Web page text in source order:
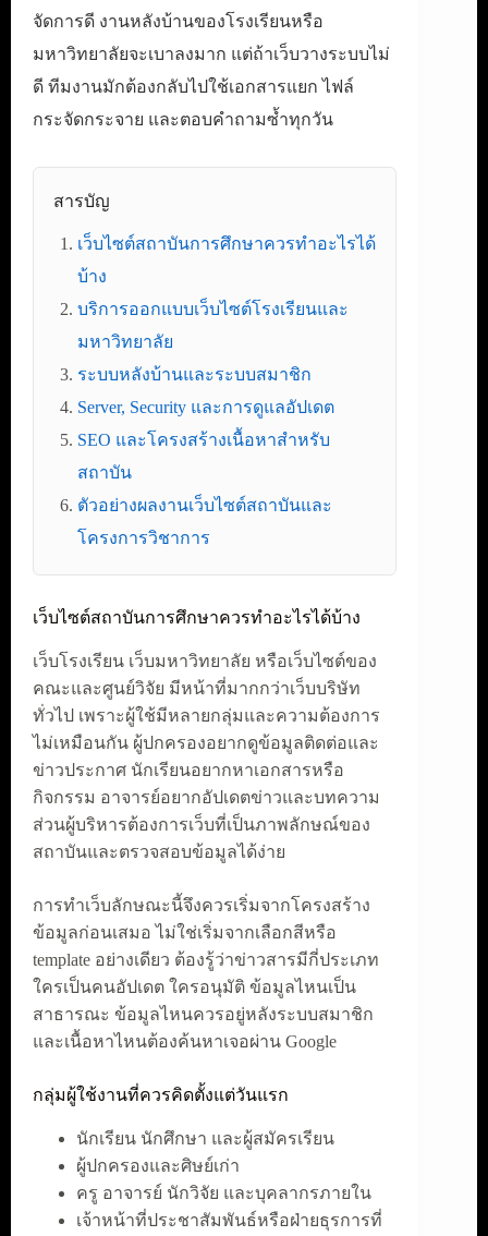
จัดการดี งานหลังบ้านของโรงเรียนหรือ
มหาวิทยาลัยจะเบาลงมาก แต่ถ้าเว็บวางระบบไม่
ดี ทีมงานมักต้องกลับไปใช้เอกสารแยก ไฟล์
กระจัดกระจาย และตอบคำถามซ้ำทุกวัน
สารบัญ
เว็บไซต์สถาบันการศึกษาควรทำอะไรได้
บ้าง
บริการออกแบบเว็บไซต์โรงเรียนและ
มหาวิทยาลัย
ระบบหลังบ้านและระบบสมาชิก
Server, Security และการดูแลอัปเดต
SEO และโครงสร้างเนื้อหาสำหรับ
สถาบัน
ตัวอย่างผลงานเว็บไซต์สถาบันและ
โครงการวิชาการ
เว็บไซต์สถาบันการศึกษาควรทำอะไรได้บ้าง
เว็บโรงเรียน เว็บมหาวิทยาลัย หรือเว็บไซต์ของ
คณะและศูนย์วิจัย มีหน้าที่มากกว่าเว็บบริษัท
ทั่วไป เพราะผู้ใช้มีหลายกลุ่มและความต้องการ
ไม่เหมือนกัน ผู้ปกครองอยากดูข้อมูลติดต่อและ
ข่าวประกาศ นักเรียนอยากหาเอกสารหรือ
กิจกรรม อาจารย์อยากอัปเดตข่าวและบทความ
ส่วนผู้บริหารต้องการเว็บที่เป็นภาพลักษณ์ของ
สถาบันและตรวจสอบข้อมูลได้ง่าย
การทำเว็บลักษณะนี้จึงควรเริ่มจากโครงสร้าง
ข้อมูลก่อนเสมอ ไม่ใช่เริ่มจากเลือกสีหรือ
template อย่างเดียว ต้องรู้ว่าข่าวสารมีกี่ประเภท
ใครเป็นคนอัปเดต ใครอนุมัติ ข้อมูลไหนเป็น
สาธารณะ ข้อมูลไหนควรอยู่หลังระบบสมาชิก
และเนื้อหาไหนต้องค้นหาเจอผ่าน Google
กลุ่มผู้ใช้งานที่ควรคิดตั้งแต่วันแรก
นักเรียน นักศึกษา และผู้สมัครเรียน
ผู้ปกครองและศิษย์เก่า
ครู อาจารย์ นักวิจัย และบุคลากรภายใน
เจ้าหน้าที่ประชาสัมพันธ์หรือฝ่ายธุรการที่